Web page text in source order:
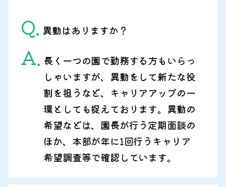
Q. 異動はありますか？
A. 長く一つの園で勤務する方もいらっ
しゃいますが、異動をして新たな役
割を担うなど、キャリアアップの一
環としても捉えております。異動の
希望などは、園長が行う定期面談の
ほか、本部が年に1回行うキャリア
希望調査等で確認しています。